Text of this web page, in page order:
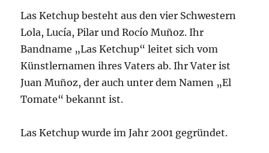
Las Ketchup besteht aus den vier Schwestern
Lola, Lucía, Pilar und Rocío Muñoz. Ihr
Bandname „Las Ketchup“ leitet sich vom
Künstlernamen ihres Vaters ab. Ihr Vater ist
Juan Muñoz, der auch unter dem Namen „El
Tomate“ bekannt ist.
Las Ketchup wurde im Jahr 2001 gegründet.